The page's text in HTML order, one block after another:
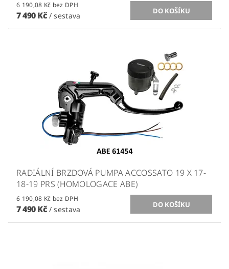
6 190,08 Kč bez DPH
7 490 Kč / sestava
RADIÁLNÍ BRZDOVÁ PUMPA ACCOSSATO 19 X 17-
18-19 PRS (HOMOLOGACE ABE)
6 190,08 Kč bez DPH
7 490 Kč / sestava